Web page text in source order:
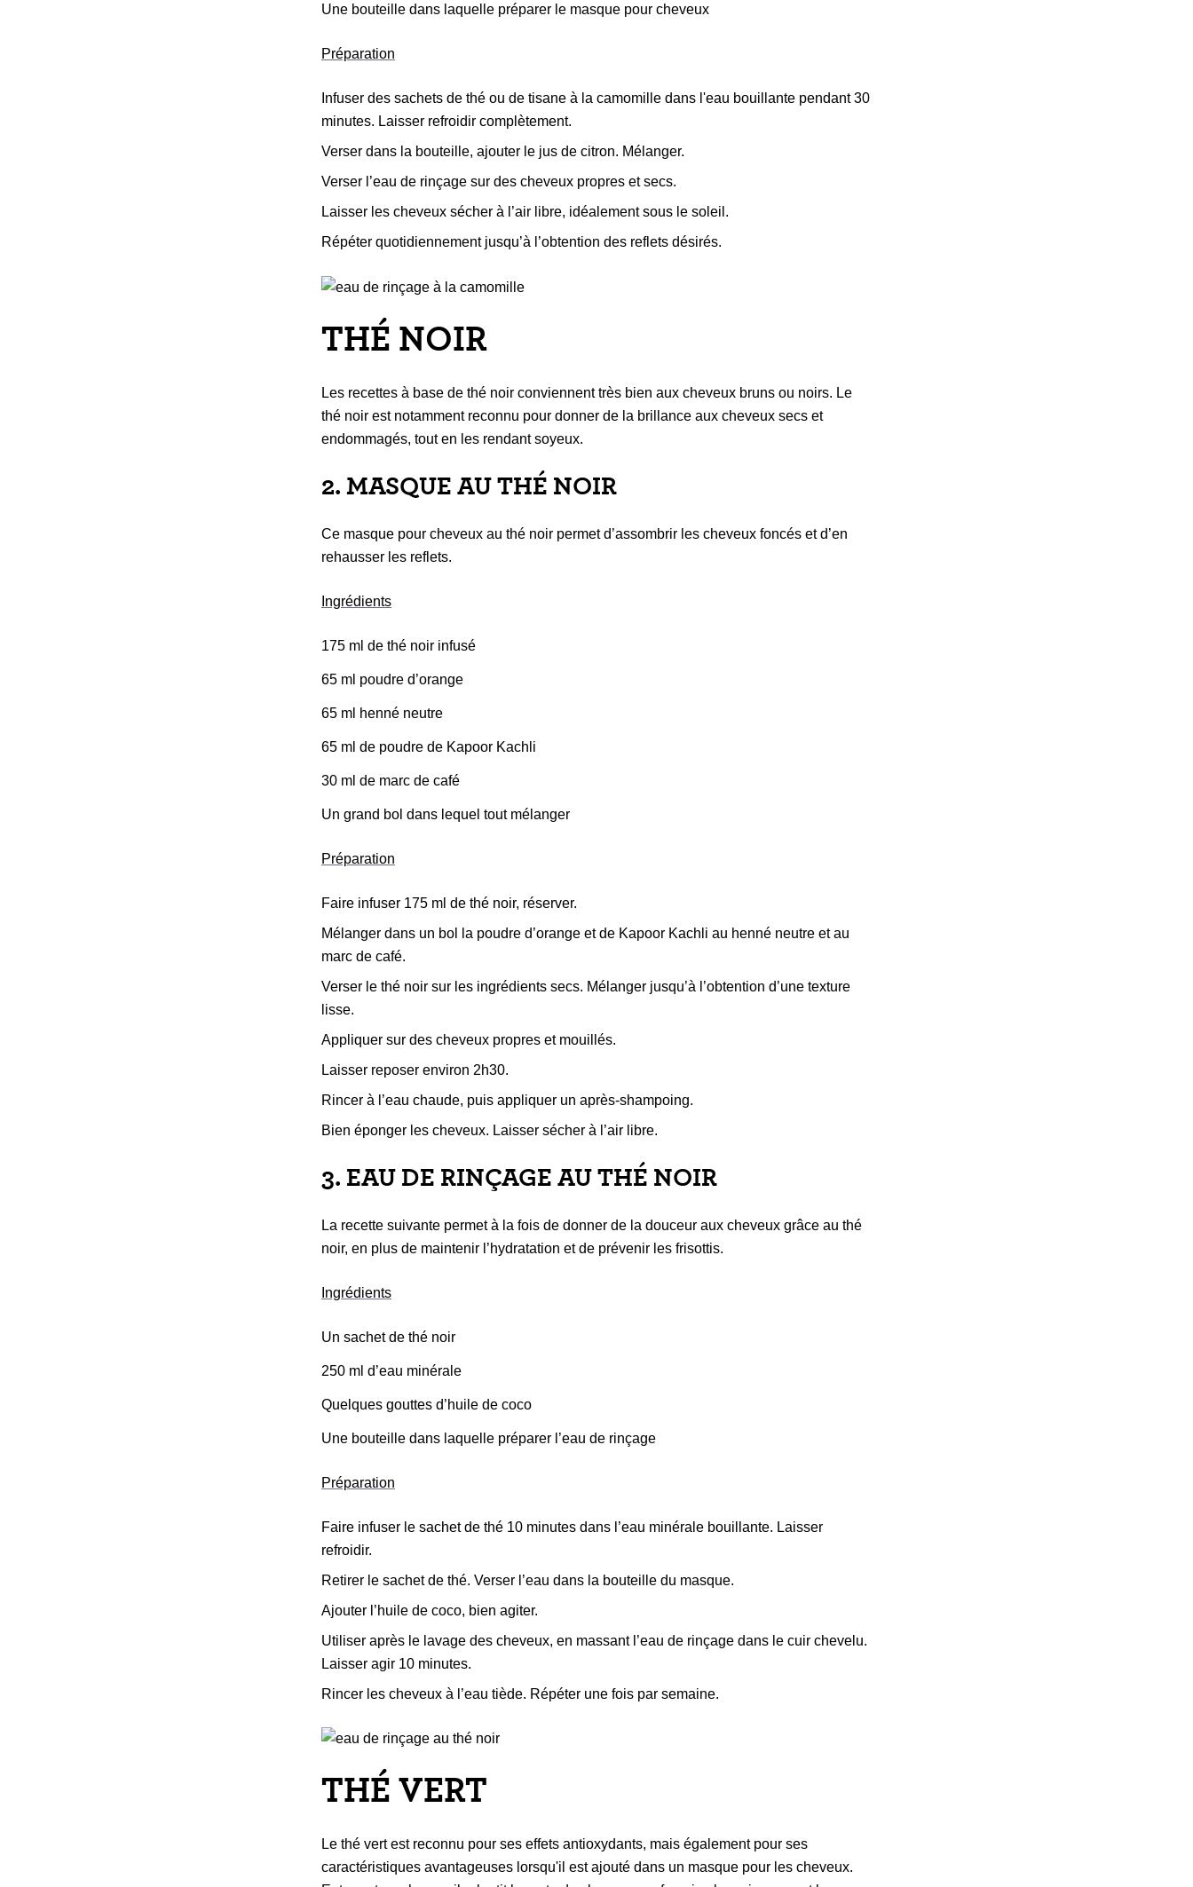
Une bouteille dans laquelle préparer le masque pour cheveux
Préparation
Infuser des sachets de thé ou de tisane à la camomille dans l'eau bouillante pendant 30
minutes. Laisser refroidir complètement.
Verser dans la bouteille, ajouter le jus de citron. Mélanger.
Verser l’eau de rinçage sur des cheveux propres et secs.
Laisser les cheveux sécher à l’air libre, idéalement sous le soleil.
Répéter quotidiennement jusqu’à l’obtention des reflets désirés.
THÉ NOIR
Les recettes à base de thé noir conviennent très bien aux cheveux bruns ou noirs. Le
thé noir est notamment reconnu pour donner de la brillance aux cheveux secs et
endommagés, tout en les rendant soyeux.
2. MASQUE AU THÉ NOIR
Ce masque pour cheveux au thé noir permet d’assombrir les cheveux foncés et d’en
rehausser les reflets.
Ingrédients
175 ml de thé noir infusé
65 ml poudre d’orange
65 ml henné neutre
65 ml de poudre de Kapoor Kachli
30 ml de marc de café
Un grand bol dans lequel tout mélanger
Préparation
Faire infuser 175 ml de thé noir, réserver.
Mélanger dans un bol la poudre d’orange et de Kapoor Kachli au henné neutre et au
marc de café.
Verser le thé noir sur les ingrédients secs. Mélanger jusqu’à l’obtention d’une texture
lisse.
Appliquer sur des cheveux propres et mouillés.
Laisser reposer environ 2h30.
Rincer à l’eau chaude, puis appliquer un après-shampoing.
Bien éponger les cheveux. Laisser sécher à l’air libre.
3. EAU DE RINÇAGE AU THÉ NOIR
La recette suivante permet à la fois de donner de la douceur aux cheveux grâce au thé
noir, en plus de maintenir l’hydratation et de prévenir les frisottis.
Ingrédients
Un sachet de thé noir
250 ml d’eau minérale
Quelques gouttes d’huile de coco
Une bouteille dans laquelle préparer l’eau de rinçage
Préparation
Faire infuser le sachet de thé 10 minutes dans l’eau minérale bouillante. Laisser
refroidir.
Retirer le sachet de thé. Verser l’eau dans la bouteille du masque.
Ajouter l’huile de coco, bien agiter.
Utiliser après le lavage des cheveux, en massant l’eau de rinçage dans le cuir chevelu.
Laisser agir 10 minutes.
Rincer les cheveux à l’eau tiède. Répéter une fois par semaine.
THÉ VERT
Le thé vert est reconnu pour ses effets antioxydants, mais également pour ses
caractéristiques avantageuses lorsqu'il est ajouté dans un masque pour les cheveux.